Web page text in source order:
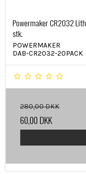
Powermaker CR2032
stk.
POWERMAKER
DAB-CR2032-20PACK
280,00 DKK
60,00 DKK